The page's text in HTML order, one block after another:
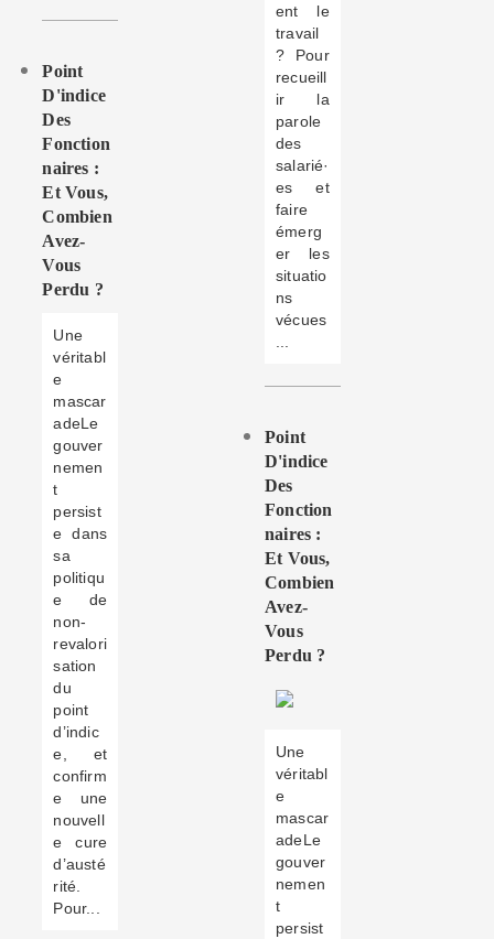
Point
D'indice
Des
Fonction
Naires :
Et Vous,
Combien
Avez-
Vous
Perdu ?
Une
véritabl
e
mascar
adeLe
gouver
nemen
t
persist
e dans
sa
politiqu
e de
non-
revalori
sation
du
point
d’indic
e, et
confirm
e une
nouvell
e cure
d’austé
rité.
Pour...
ent le
travail
? Pour
recueill
ir la
parole
des
salarié·
es et
faire
émerg
er les
situatio
ns
vécues
...
Point
D'indice
Des
Fonction
Naires :
Et Vous,
Combien
Avez-
Vous
Perdu ?
Une
véritabl
e
mascar
adeLe
gouver
nemen
t
persist